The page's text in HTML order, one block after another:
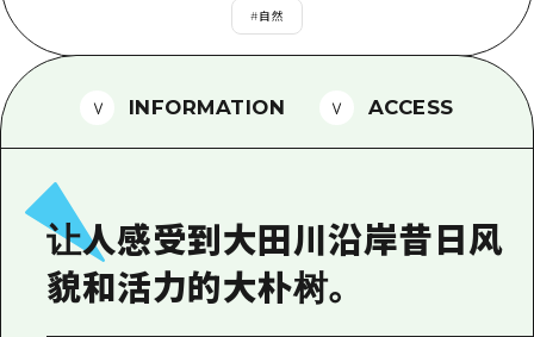
广岛表情周游券
面向外国游客的街角旅游信息中心
通过视频介绍广岛县的魅力！
常见问题解答
#自然
INFORMATION ACCESS
让人感受到大田川沿岸昔日风
貌和活力的大朴树。